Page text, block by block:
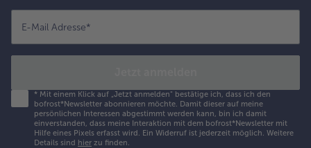
E-Mail Adresse*
* Mit einem Klick auf „Jetzt anmelden" bestätige ich, dass ich den
bofrost*Newsletter abonnieren möchte. Damit dieser auf meine
persönlichen Interessen abgestimmt werden kann, bin ich damit
einverstanden, dass meine Interaktion mit dem bofrost*Newsletter mit
Hilfe eines Pixels erfasst wird. Ein Widerruf ist jederzeit möglich. Weitere
Details sind hier zu finden.